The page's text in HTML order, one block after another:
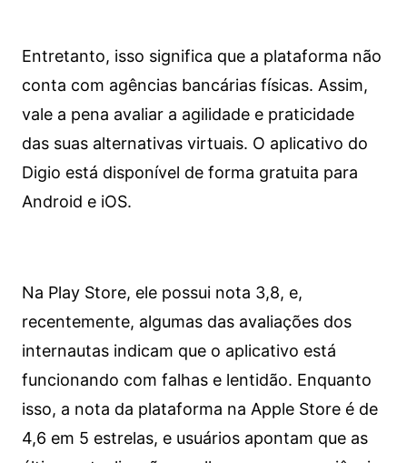
Entretanto, isso significa que a plataforma não
conta com agências bancárias físicas. Assim,
vale a pena avaliar a agilidade e praticidade
das suas alternativas virtuais. O aplicativo do
Digio está disponível de forma gratuita para
Android e iOS.
Na Play Store, ele possui nota 3,8, e,
recentemente, algumas das avaliações dos
internautas indicam que o aplicativo está
funcionando com falhas e lentidão. Enquanto
isso, a nota da plataforma na Apple Store é de
4,6 em 5 estrelas, e usuários apontam que as